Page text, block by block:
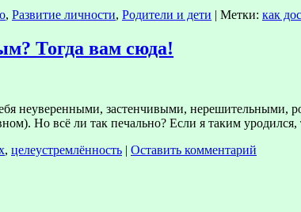
, Развитие личности, Родители и дети | Метки: как
Тогда вам сюда!
неуверенными, застенчивыми, нерешительными,
Но всё ли так печально? Если я таким
, целеустремлённость | Оставить комментарий